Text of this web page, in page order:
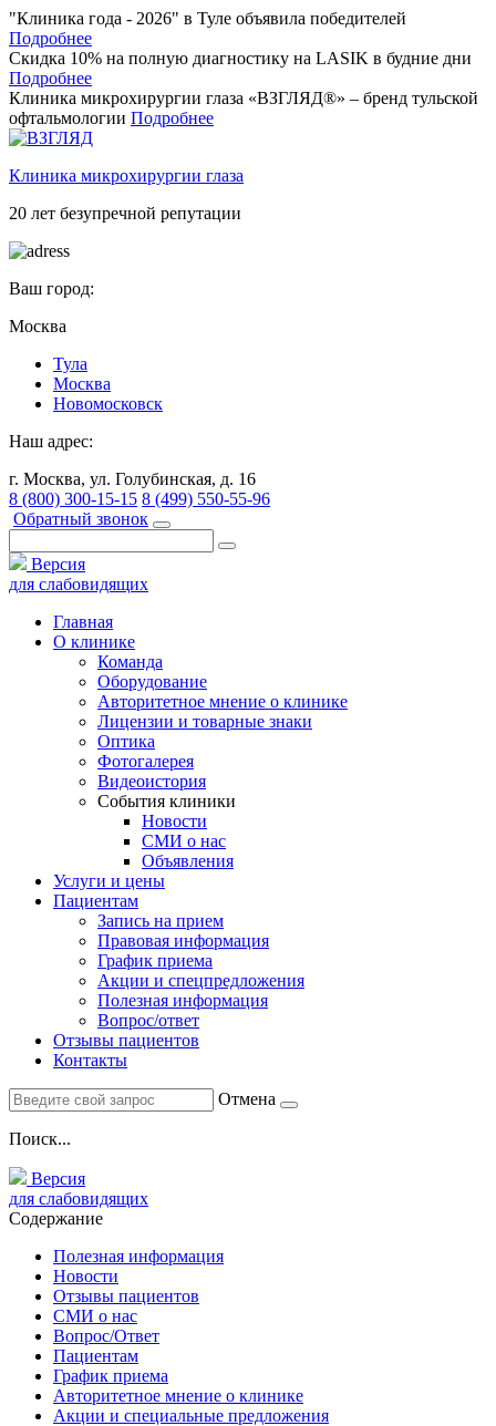
"Клиника года - 2026" в Туле объявила победителей
Подробнее
Скидка 10% на полную диагностику на LASIK в будние дни
Подробнее
Клиника микрохирургии глаза «ВЗГЛЯД®» – бренд тульской
офтальмологии Подробнее
Клиника микрохирургии глаза
20 лет безупречной репутации
Ваш город:
Москва
Тулa
Москва
Новомосковск
Наш адрес:
г. Москва, ул. Голубинская, д. 16
8 (800) 300-15-15 8 (499) 550-55-96
Обратный звонок
Версия
для слабовидящих
Главная
О клинике
Команда
Оборудование
Авторитетное мнение о клинике
Лицензии и товарные знаки
Оптика
Фотогалерея
Видеоистория
События клиники
Новости
СМИ о нас
Объявления
Услуги и цены
Пациентам
Запись на прием
Правовая информация
График приема
Акции и спецпредложения
Полезная информация
Вопрос/ответ
Отзывы пациентов
Контакты
Отмена
Поиск...
Версия
для слабовидящих
Содержание
Полезная информация
Новости
Отзывы пациентов
СМИ о нас
Вопрос/Ответ
Пациентам
График приема
Авторитетное мнение о клинике
Акции и специальные предложения